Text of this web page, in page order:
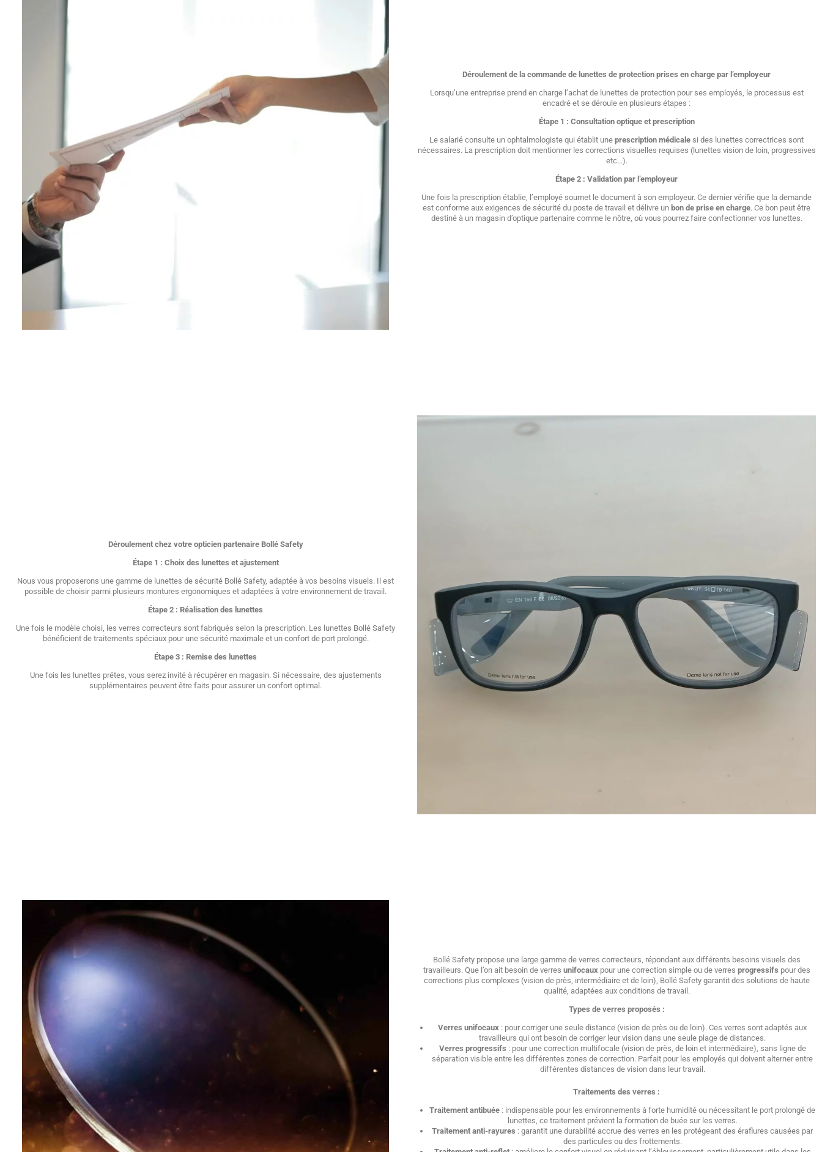
Déroulement de la commande de lunettes de protection prises en charge par l’employeur
Lorsqu’une entreprise prend en charge l’achat de lunettes de protection pour ses employés, le processus est
encadré et se déroule en plusieurs étapes :
Étape 1 : Consultation optique et prescription
Le salarié consulte un ophtalmologiste qui établit une prescription médicale si des lunettes correctrices sont
nécessaires. La prescription doit mentionner les corrections visuelles requises (lunettes vision de loin, progressives
etc…).
Étape 2 : Validation par l’employeur
Une fois la prescription établie, l’employé soumet le document à son employeur. Ce dernier vérifie que la demande
est conforme aux exigences de sécurité du poste de travail et délivre un bon de prise en charge. Ce bon peut être
destiné à un magasin d’optique partenaire comme le nôtre, où vous pourrez faire confectionner vos lunettes.
Déroulement chez votre opticien partenaire Bollé Safety
Étape 1 : Choix des lunettes et ajustement
Nous vous proposerons une gamme de lunettes de sécurité Bollé Safety, adaptée à vos besoins visuels. Il est
possible de choisir parmi plusieurs montures ergonomiques et adaptées à votre environnement de travail.
Étape 2 : Réalisation des lunettes
Une fois le modèle choisi, les verres correcteurs sont fabriqués selon la prescription. Les lunettes Bollé Safety
bénéficient de traitements spéciaux pour une sécurité maximale et un confort de port prolongé.
Étape 3 : Remise des lunettes
Une fois les lunettes prêtes, vous serez invité à récupérer en magasin. Si nécessaire, des ajustements
supplémentaires peuvent être faits pour assurer un confort optimal.
Bollé Safety propose une large gamme de verres correcteurs, répondant aux différents besoins visuels des
travailleurs. Que l’on ait besoin de verres unifocauxpour une correction simple ou de verres progressifs pour des
corrections plus complexes (vision de près, intermédiaire et de loin), Bollé Safety garantit des solutions de haute
qualité, adaptées aux conditions de travail.
Types de verres proposés :
Verres unifocaux : pour corriger une seule distance (vision de près ou de loin). Ces verres sont adaptés aux
travailleurs qui ont besoin de corriger leur vision dans une seule plage de distances.
Verres progressifs : pour une correction multifocale (vision de près, de loin et intermédiaire), sans ligne de
séparation visible entre les différentes zones de correction. Parfait pour les employés qui doivent alterner entre
différentes distances de vision dans leur travail.
Traitements des verres :
Traitement antibuée : indispensable pour les environnements à forte humidité ou nécessitant le port prolongé de
lunettes, ce traitement prévient la formation de buée sur les verres.
Traitement anti-rayures : garantit une durabilité accrue des verres en les protégeant des éraflures causées par
des particules ou des frottements.